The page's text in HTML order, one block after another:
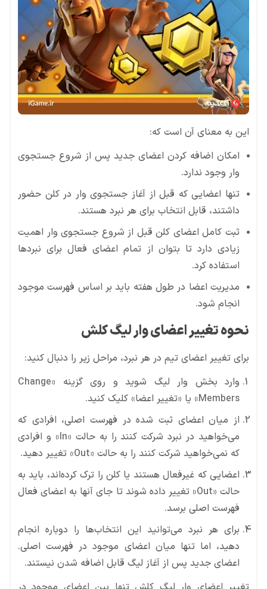
این به معنای آن است که:
امکان اضافه کردن اعضای جدید پس از شروع جستجوی
وار وجود ندارد.
تنها اعضایی که قبل از آغاز جستجوی وار در کلن حضور
داشتند، قابل انتخاب برای هر نبرد هستند.
ثبت کامل اعضای کلن قبل از شروع جستجوی وار اهمیت
زیادی دارد تا بتوان از تمام اعضای فعال برای نبردها
استفاده کرد.
مدیریت اعضا در طول هفته باید بر اساس فهرست موجود
انجام شود.
نحوه تغییر اعضای وار لیگ کلش
برای تغییر اعضای تیم در هر نبرد، مراحل زیر را دنبال کنید:
وارد بخش وار لیگ شوید و روی گزینه «Change
Members» یا «تغییر اعضا» کلیک کنید.
از میان اعضای ثبت شده در فهرست اصلی، افرادی که
می‌خواهید در نبرد شرکت کنند را به حالت «In» و افرادی
که نمی‌خواهید شرکت کنند را به حالت «Out» تغییر دهید.
اعضایی که غیرفعال هستند یا کلن را ترک کرده‌اند، باید به
حالت «Out» تغییر داده شوند تا جای آنها به اعضای فعال
فهرست اصلی برسد.
برای هر نبرد می‌توانید این انتخاب‌ها را دوباره انجام
دهید، اما تنها میان اعضای موجود در فهرست اصلی.
اعضای جدید پس از آغاز لیگ قابل اضافه شدن نیستند.